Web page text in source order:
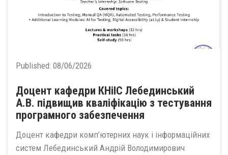
Published: 08/06/2026
Доцент кафедри КНіІС Лебединський
А.В. підвищив кваліфікацію з тестування
програмного забезпечення
Доцент кафедри комп’ютерних наук і інформаційних
систем Лебединський Андрій Володимирович